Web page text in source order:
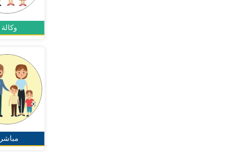
وكالة
مباشر